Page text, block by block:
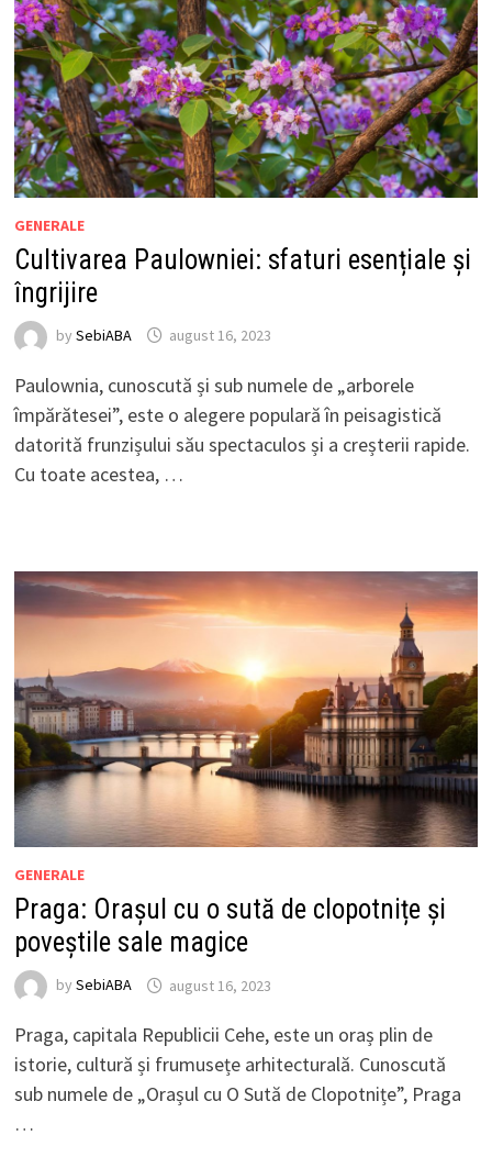
GENERALE
Cultivarea Paulowniei: sfaturi esențiale și
îngrijire
by SebiABA august 16, 2023
Paulownia, cunoscută și sub numele de „arborele
împărătesei”, este o alegere populară în peisagistică
datorită frunzișului său spectaculos și a creșterii rapide.
Cu toate acestea, …
GENERALE
Praga: Orașul cu o sută de clopotnițe și
poveștile sale magice
by SebiABA august 16, 2023
Praga, capitala Republicii Cehe, este un oraș plin de
istorie, cultură și frumusețe arhitecturală. Cunoscută
sub numele de „Orașul cu O Sută de Clopotnițe”, Praga
…